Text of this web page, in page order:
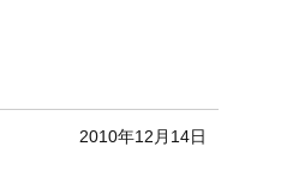
2010年12月14日